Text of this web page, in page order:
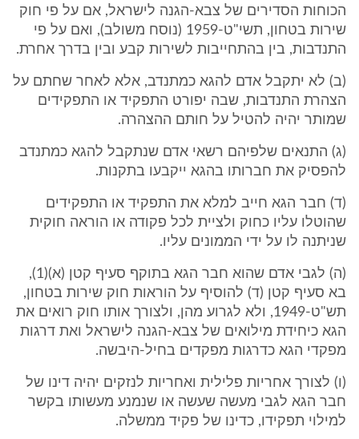
הכוחות הסדירים של צבא-הגנה לישראל, אם על פי חוק
שירות בטחון, תשי"ט-1959 (נוסח משולב), ואם על פי
התנדבות, בין בהתחייבות לשירות קבע ובין בדרך אחרת.
(ב) לא יתקבל אדם להגא כמתנדב, אלא לאחר שחתם על
הצהרת התנדבות, שבה יפורט התפקיד או התפקידים
שמותר יהיה להטיל על חותם ההצהרה.
(ג) התנאים שלפיהם רשאי אדם שנתקבל להגא כמתנדב
להפסיק את חברותו בהגא ייקבעו בתקנות.
(ד) חבר הגא חייב למלא את התפקיד או התפקידים
שהוטלו עליו כחוק ולציית לכל פקודה או הוראה חוקית
שניתנה לו על ידי הממונים עליו.
(ה) לגבי אדם שהוא חבר הגא בתוקף סעיף קטן (א)(1),
בא סעיף קטן (ד) להוסיף על הוראות חוק שירות בטחון,
תש"ט-1949, ולא לגרוע מהן, ולצורך אותו חוק רואים את
הגא כיחידת מילואים של צבא-הגנה לישראל ואת דרגות
מפקדי הגא כדרגות מפקדים בחיל-היבשה.
(ו) לצורך אחריות פלילית ואחריות לנזקים יהיה דינו של
חבר הגא לגבי מעשה שעשה או שנמנע מעשותו בקשר
למילוי תפקידו, כדינו של פקיד ממשלה.